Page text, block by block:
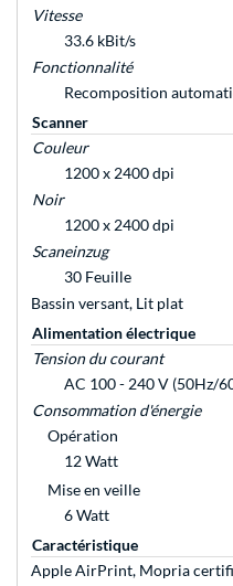
Vitesse
33.6 kBit/s
Fonctionnalité
Recomposition
Scanner
Couleur
1200 x 2400 dpi
Noir
1200 x 2400 dpi
Scaneinzug
30 Feuille
Bassin versant, Lit plat
Alimentation électrique
Tension du courant
AC 100 - 240 V (50Hz/
Consommation d'énergie
Opération
12 Watt
Mise en veille
6 Watt
Caractéristique
Apple AirPrint, Mopria